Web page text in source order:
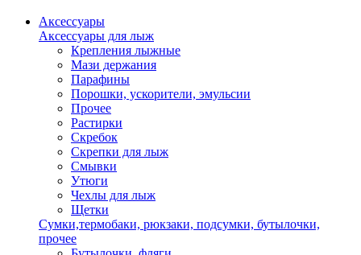
Аксессуары
Аксессуары для лыж
Крепления лыжные
Мази держания
Парафины
Порошки, ускорители, эмульсии
Прочее
Растирки
Скребок
Скрепки для лыж
Смывки
Утюги
Чехлы для лыж
Щетки
Сумки,термобаки, рюкзаки, подсумки, бутылочки,
прочее